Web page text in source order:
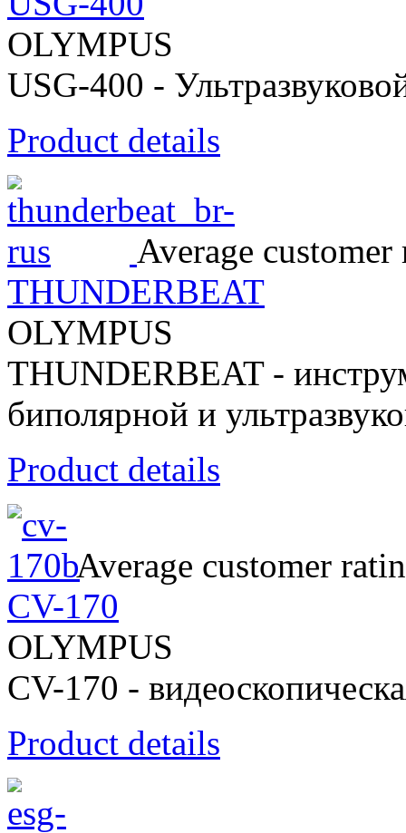
OLYMPUS
USG-400 -
Product details
Average
THUNDERBEAT
OLYMPUS
THUNDERBEAT -
биполярной и
Product details
Average customer
CV-170
OLYMPUS
CV-170 -
Product details